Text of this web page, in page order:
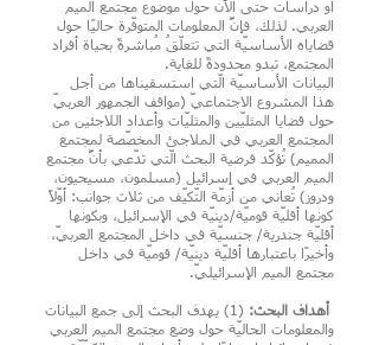
أو دراسات حتّى الآن حول موضوع مجتمع الميم
العربي. لذلك، فإنَّ المعلومات المتوفّرة حاليًا حول
قضاياه الأساسيّة التي تتعلّقُ مُباشرةً بحياة أفراد
المجتمع، تبدو محدودةً للغاية.
البيانات الأساسيّة الّتي استسقيناها من أجل
هذا المشروع الاجتماعيّ (مواقف الجمهور العربيّ
حول قضايا المثليّين والمثليّات وأعداد اللاجئين من
المجتمع العربي في الملاجئ المخصّصة لمجتمع
المميم) تُؤكّد فرضية البحث الّتي تدّعي بأنَّ مجتمع
الميم العربي في إسرائيل (مسلمون، مسيحيون،
ودروز) تُعاني من أزمّة التّكيّف من ثلاث جوانب: أوّلًا
كونها أقليّة قوميّة/دينيّة في الإسرائيل، وبكونها
أقليّة جندرية/ جنسيّة في داخل المجتمع العربيّ،
وأخيرًا باعتبارها أقليّة دينيّة/ قوميّة في داخل
مجتمع الميم الإسرائيليّ.
أهداف البحث:
(1) يهدف البحث إلى جمع البيانات
والمعلومات الحاليّة حول وضع مجتمع الميم العربي